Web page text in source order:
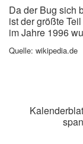
Da der Bug sich
ist der größte
im Jahre 1996
Quelle: wikipedia.de